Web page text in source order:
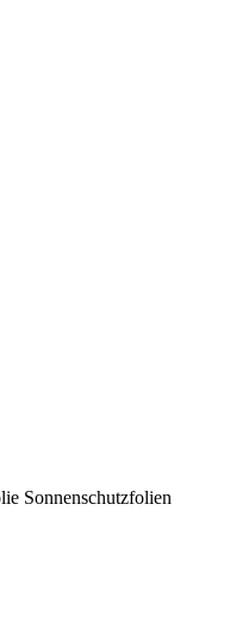
Sonnenschutzfolien